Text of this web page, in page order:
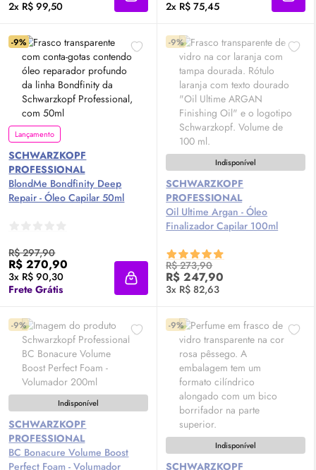
2x R$ 99,50 2x R$ 75,45
-9%
Lançamento
SCHWARZKOPF
PROFESSIONAL
BlondMe Bondfinity Deep
Repair - Óleo Capilar 50ml
R$ 297,90
R$ 270,90
3x R$ 90,30
Frete Grátis
Adicionar à sacola
-9%
Indisponível
SCHWARZKOPF
PROFESSIONAL
Oil Ultime Argan - Óleo
Finalizador Capilar 100ml
R$ 273,90
R$ 247,90
3x R$ 82,63
-9%
Indisponível
SCHWARZKOPF
PROFESSIONAL
BC Bonacure Volume Boost
Perfect Foam - Volumador
-9%
Indisponível
SCHWARZKOPF